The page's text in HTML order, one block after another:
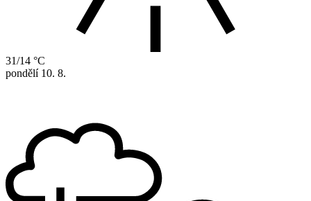
31/14 °C
pondělí 10. 8.